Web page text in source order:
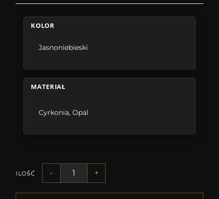
KOLOR
Jasnoniebieski
MATERIAŁ
Cyrkonia,Opal
ILOŚĆ - +